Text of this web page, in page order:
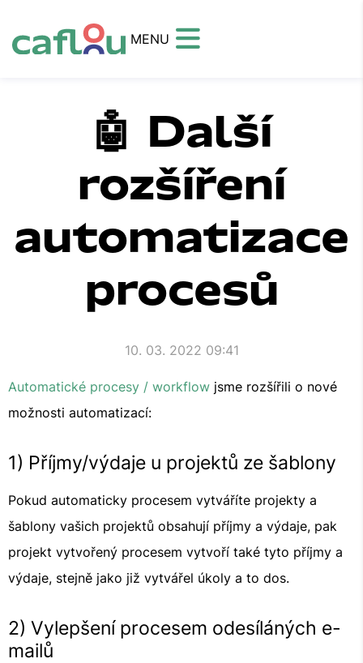
MENU
🤖 Další
rozšíření
automatizace
procesů
10. 03. 2022 09:41
Automatické procesy / workflow jsme rozšířili o nové
možnosti automatizací:
1) Příjmy/výdaje u projektů ze šablony
Pokud automaticky procesem vytváříte projekty a
šablony vašich projektů obsahují příjmy a výdaje, pak
projekt vytvořený procesem vytvoří také tyto příjmy a
výdaje, stejně jako již vytvářel úkoly a to dos.
2) Vylepšení procesem odesíláných e-
mailů